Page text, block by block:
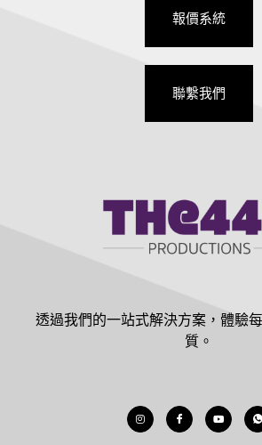
報價系統
聯繫我們
透過我們的一站式解決方案，體驗
質。